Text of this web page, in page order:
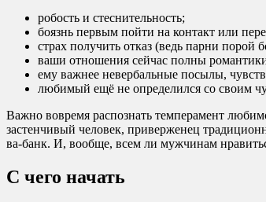
робость и стеснительность;
боязнь первым пойти на контакт или
страх получить отказ (ведь парни порой
ваши отношения сейчас полны
ему важнее невербальные посылы,
любимый ещё не определился со своим
Важно вовремя распознать темперамент
застенчивый человек, приверженец
ва-банк. И, вообще, всем ли мужчинам
С чего начать